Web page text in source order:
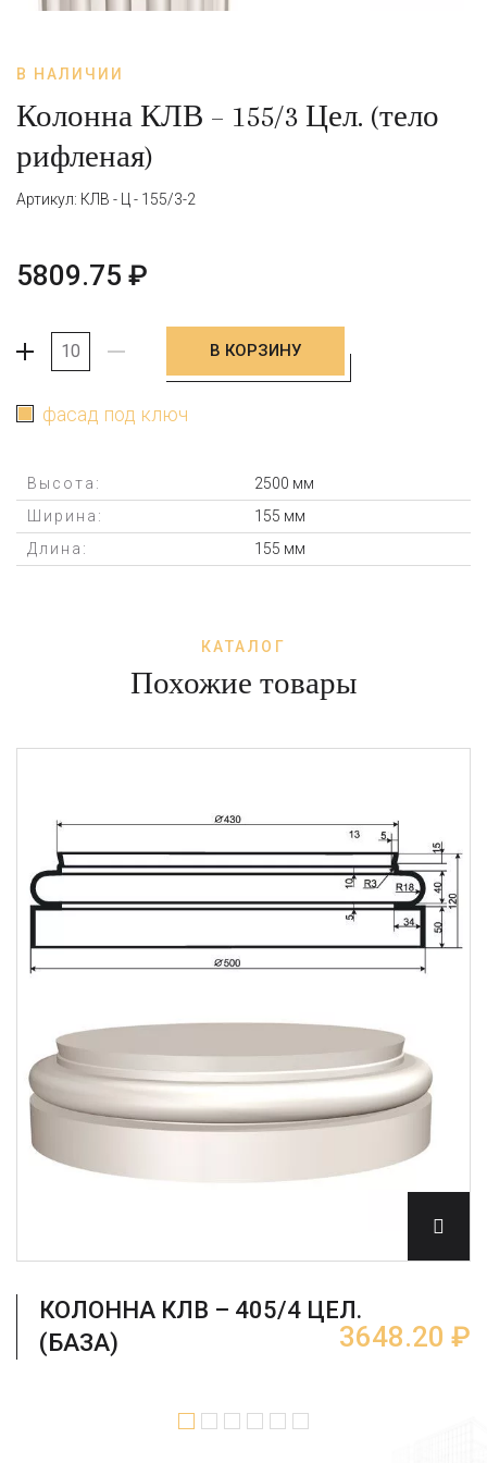
В НАЛИЧИИ
Колонна КЛВ – 155/3 Цел. (тело
рифленая)
Артикул: КЛВ - Ц - 155/3-2
5809.75 ₽
-
+ В КОРЗИНУ
фасад под ключ
Высота:
2500 мм
Ширина:
155 мм
Длина:
155 мм
КАТАЛОГ
Похожие товары
КОЛОННА КЛВ – 405/4 ЦЕЛ.
(БАЗА)
3648.20 ₽